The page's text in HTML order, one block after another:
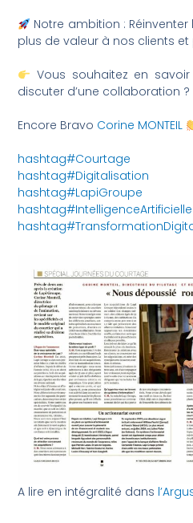
Notre ambition :
plus de valeur à nos clients et
Vous souhaitez en
discuter d’une collaboration
Encore Bravo Corine MONTEIL
hashtag#Courtage
hashtag#Digitalisation
hashtag#LapiGroupe
hashtag#IntelligenceArtificielle
A lire en intégralité dans